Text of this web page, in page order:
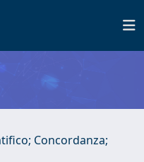
Concordanza;